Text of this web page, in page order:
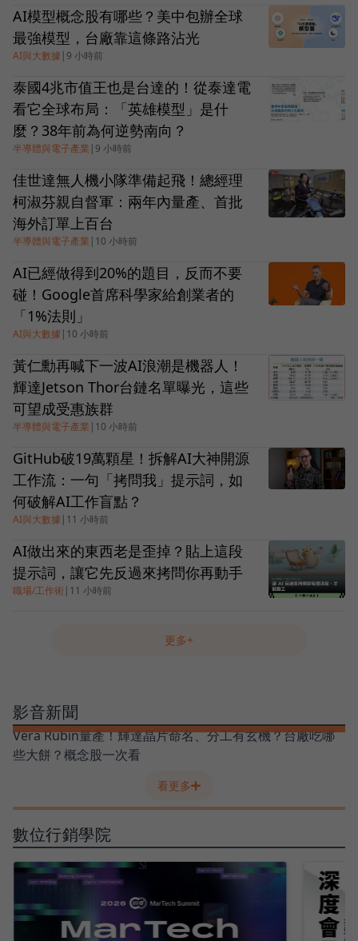
AI模型概念股有哪些？美中包辦全球
最強模型，台廠靠這條路沾光
AI與大數據 | 9 小時前
泰國4兆市值王也是台達的！從泰達電
看它全球布局：「英雄模型」是什
麼？38年前為何逆勢南向？
半導體與電子產業 | 9 小時前
佳世達無人機小隊準備起飛！總經理
柯淑芬親自督軍：兩年內量產、首批
海外訂單上百台
半導體與電子產業 | 10 小時前
AI已經做得到20%的題目，反而不要
碰！Google首席科學家給創業者的
「1%法則」
AI與大數據 | 10 小時前
黃仁勳再喊下一波AI浪潮是機器人！
輝達Jetson Thor台鏈名單曝光，這些
可望成受惠族群
半導體與電子產業 | 10 小時前
GitHub破19萬顆星！拆解AI大神開源
工作流：一句「拷問我」提示詞，如
何破解AI工作盲點？
AI與大數據 | 11 小時前
AI做出來的東西老是歪掉？貼上這段
提示詞，讓它先反過來拷問你再動手
職場/工作術 | 11 小時前
更多+
影音新聞
Vera Rubin量產！輝達晶片命名、分工有玄機？台廠吃哪
些大餅？概念股一次看
看更多
數位行銷學院